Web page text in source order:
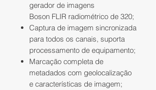
gerador de imagens
Boson FLIR radiométrico de 320;
Captura de imagem sincronizada
para todos os canais, suporta
processamento de equipamento;
Marcação completa de
metadados com geolocalização
e características de imagem;